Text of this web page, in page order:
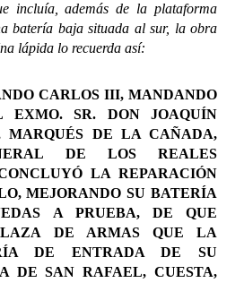
incluía, además de la plataforma
batería baja situada al sur, la obra
lápida lo recuerda así:
CARLOS III, MANDANDO
EXMO. SR. DON JOAQUÍN
MARQUÉS DE LA CAÑADA,
DE LOS REALES
LA REPARACIÓN
MEJORANDO SU BATERÍA
A PRUEBA, DE QUE
DE ARMAS QUE LA
DE ENTRADA DE SU
DE SAN RAFAEL, CUESTA,